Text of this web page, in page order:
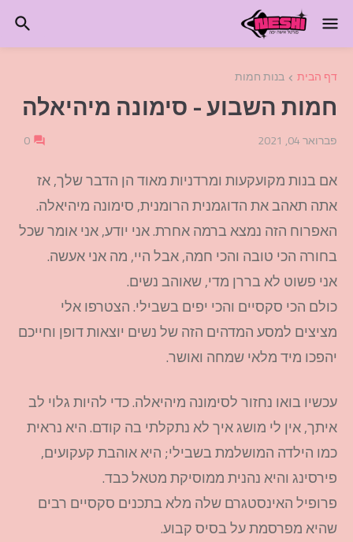
דף הבית בנות חמות
חמות השבוע - סימונה מיהיאלה
פברואר 04, 2021 0
אם בנות מקועקעות ומרדניות מאוד הן הדבר שלך, אז
אתה תאהב את הדוגמנית הרומנית, סימונה מיהיאלה.
האפרוח הזה נמצא ברמה אחרת. אני יודע, אני אומר שכל
בחורה הכי טובה והכי חמה, אבל היי, מה אני אעשה.
אני פשוט לא בררן מדי, שאוהב נשים.
כולם הכי סקסיים והכי יפים בשבילי. הצטרפו אלי
מציצים למסע המדהים הזה של נשים יוצאות דופן וחייכם
יהפכו מיד מלאי שמחה ואושר.
עכשיו בואו נחזור לסימונה מיהיאלה. כדי להיות גלוי לב
איתך, אין לי מושג איך לא נתקלתי בה קודם. היא נראית
כמו הילדה המושלמת בשבילי; היא אוהבת קעקועים,
פירסינג והיא נהנית ממוסיקת מטאל כבד.
פרופיל האינסטגרם שלה מלא בתכנים סקסיים רבים
שהיא מפרסמת על בסיס קבוע.